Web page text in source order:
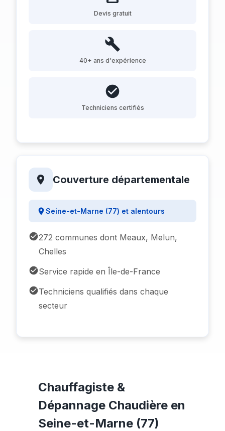
Devis gratuit
40+ ans d'expérience
Techniciens certifiés
Couverture départementale
Seine-et-Marne (77) et alentours
272 communes dont Meaux, Melun,
Chelles
Service rapide en Île-de-France
Techniciens qualifiés dans chaque
secteur
Chauffagiste &
Dépannage Chaudière en
Seine-et-Marne (77)